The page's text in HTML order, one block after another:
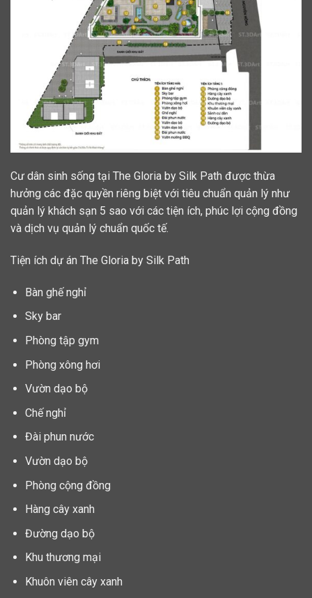
Cư dân sinh sống tại The Gloria by Silk Path được thừa
hưởng các đặc quyền riêng biệt với tiêu chuẩn quản lý như
quản lý khách sạn 5 sao với các tiện ích, phúc lợi cộng đồng
và dịch vụ quản lý chuẩn quốc tế.
Tiện ích dự án The Gloria by Silk Path
Bàn ghế nghỉ
Sky bar
Phòng tập gym
Phòng xông hơi
Vườn dạo bộ
Chế nghỉ
Đài phun nước
Vườn dạo bộ
Phòng cộng đồng
Hàng cây xanh
Đường dạo bộ
Khu thương mại
Khuôn viên cây xanh